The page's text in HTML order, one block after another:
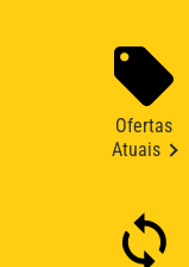
Ofertas
Atuais